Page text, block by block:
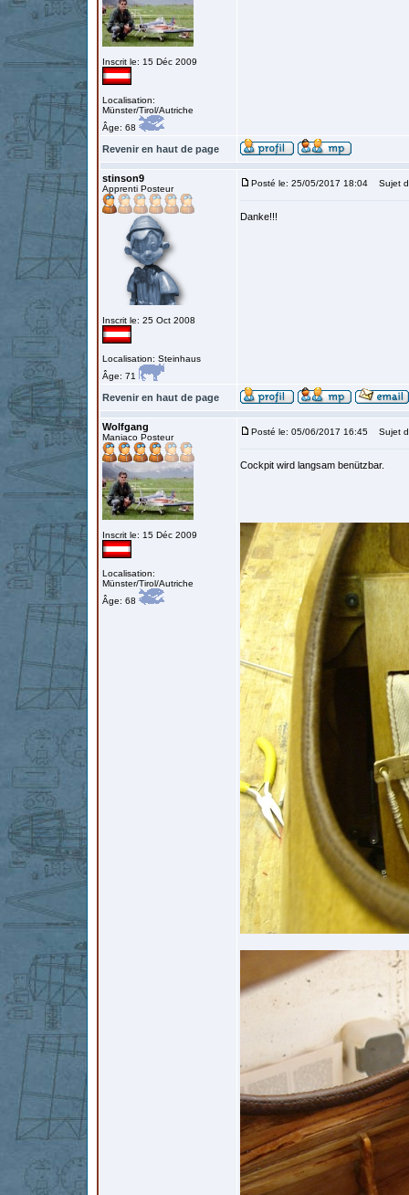
Inscrit le: 15 Déc 2009
Localisation:
Münster/Tirol/Autriche
Âge: 68
Revenir en haut de page
stinson9
Apprenti Posteur
Inscrit le: 25 Oct 2008
Localisation: Steinhaus
Âge: 71
Posté le: 25/05/2017 18:04 Sujet
Danke!!!
Revenir en haut de page
Wolfgang
Maniaco Posteur
Inscrit le: 15 Déc 2009
Localisation:
Münster/Tirol/Autriche
Âge: 68
Posté le: 05/06/2017 16:45 Sujet
Cockpit wird langsam benützbar.